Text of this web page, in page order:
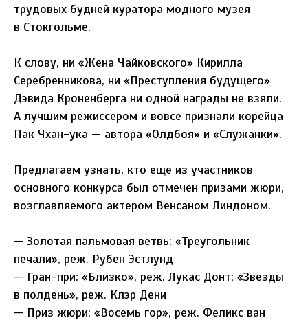
трудовых будней куратора модного музея
в Стокгольме.
К слову, ни «Жена Чайковского» Кирилла
Серебренникова, ни «Преступления будущего»
Дэвида Кроненберга ни одной награды не взяли.
А лучшим режиссером и вовсе признали корейца
Пак Чхан-ука — автора «Олдбоя» и «Служанки».
Предлагаем узнать, кто еще из участников
основного конкурса был отмечен призами жюри,
возглавляемого актером Венсаном Линдоном.
— Золотая пальмовая ветвь: «Треугольник
печали», реж. Рубен Эстлунд
— Гран-при: «Близко», реж. Лукас Донт; «Звезды
в полдень», реж. Клэр Дени
— Приз жюри: «Восемь гор», реж. Феликс ван